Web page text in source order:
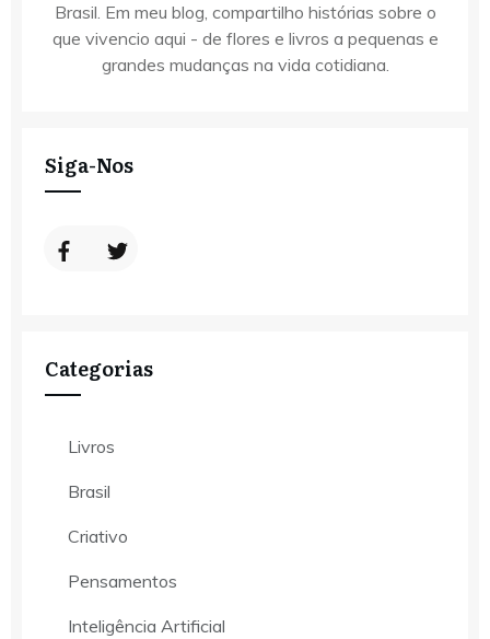
Brasil. Em meu blog, compartilho histórias sobre o
que vivencio aqui - de flores e livros a pequenas e
grandes mudanças na vida cotidiana.
Siga-Nos
Categorias
Livros
Brasil
Criativo
Pensamentos
Inteligência Artificial